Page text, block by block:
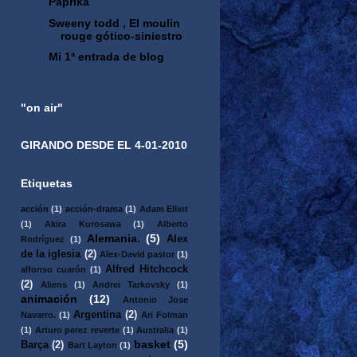
Sweeny todd , El moulin
rouge gótico-siniestro
Mi 1ª entrada de blog
"on air"
GIRANDO DESDE EL 4-01-2010
Etiquetas
acción (1) acción-drama (1) Adam Elliot
(1)
Akira Kurosawa (1)
Alberto
Rodríguez
(1) Alemania. (5)
Alex
de la iglesia (2) Alex-David pastor (1)
alfonso cuarón (1) Alfred Hitchcock
(2)
Aliens (1) Andrei Tarkovsky (1)
animación (12)
Antonio Jose
Navarro. (1) Argentina (2) Ari Folman
(1) Arturo perez reverte (1) Australia (1)
Barça (2) Bart Layton (1) basket (5)